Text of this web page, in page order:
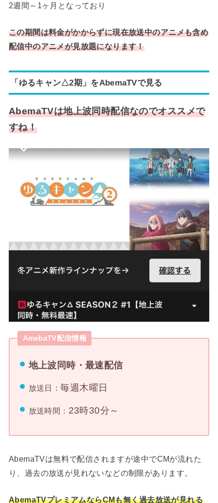
2週間～1ヶ月となっており
この期間は料金がかからずに現在放送中のアニメも含め
配信中のアニメが見放題になります！
「ゆるキャン△2期」をAbemaTVで見る
AbemaTVは地上波同時配信なのでオススメで
すね！
AmebaTV配信情報
地上波同時・最速配信
放送日：毎週木曜日
放送時間： 23時30分～
AbemaTVは無料で配信されますが途中でCMが流れた
り、過去の放送が見れないなどの制限があります。
AbemaTVプレミアムならCMも無く過去放送が見れる